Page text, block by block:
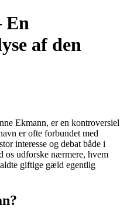
En
af den
Ekmann, er en kontroversiel
er ofte forbundet med
interesse og debat både i
os udforske nærmere, hvem
giftige gæld egentlig